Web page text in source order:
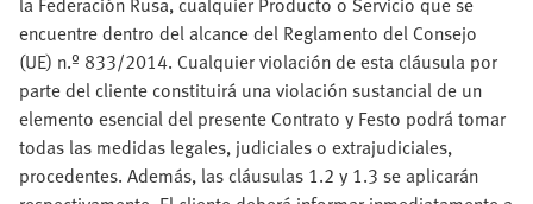
encuentre dentro del alcance del Reglamento del Consejo
(UE) n.º 833/2014. Cualquier violación de esta cláusula por
parte del cliente constituirá una violación sustancial de un
elemento esencial del presente Contrato y Festo podrá tomar
todas las medidas legales, judiciales o extrajudiciales,
procedentes. Además, las cláusulas 1.2 y 1.3 se aplicarán